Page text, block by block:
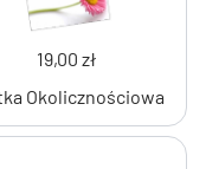
19,00 zł
Okolicznościowa